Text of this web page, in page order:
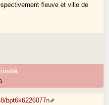
fleuve et ville de
invité
bpt6k6226077n